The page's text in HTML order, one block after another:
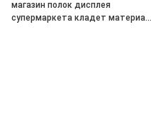
магазин полок дисплея
супермаркета кладет материал